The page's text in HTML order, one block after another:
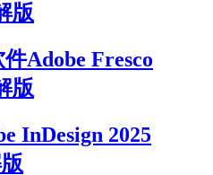
版
Adobe Fresco
版
InDesign 2025